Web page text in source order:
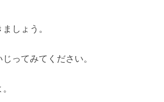
しょう。
ってみてください。